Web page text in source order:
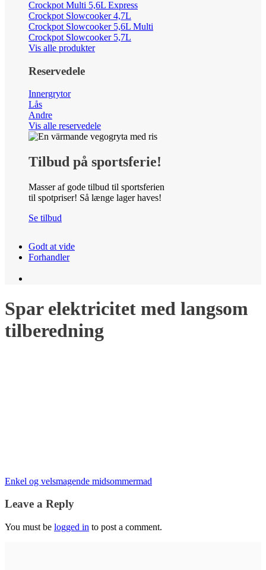
Crockpot Multi 5,6L Express
Crockpot Slowcooker 4,7L
Crockpot Slowcooker 5,6L Multi
Crockpot Slowcooker 5,7L
Vis alle produkter
Reservedele
Innergrytor
Lås
Andre
Vis alle reservedele
Tilbud på sportsferie!
Masser af gode tilbud til sportsferien
til spotpriser! Så længe lager haves!
Se tilbud
Godt at vide
Forhandler
Spar elektricitet med langsom
tilberedning
Enkel og velsmagende midsommermad
Leave a Reply
You must be logged in to post a comment.